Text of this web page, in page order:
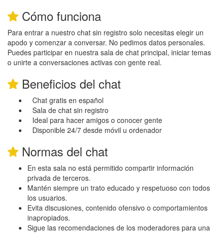
Cómo funciona
Para entrar a nuestro chat sin registro solo necesitas elegir un
apodo y comenzar a conversar. No pedimos datos personales.
Puedes participar en nuestra sala de chat principal, iniciar temas
o unirte a conversaciones activas con gente real.
Beneficios del chat
Chat gratis en español
Sala de chat sin registro
Ideal para hacer amigos o conocer gente
Disponible 24/7 desde móvil u ordenador
Normas del chat
En esta sala no está permitido compartir información
privada de terceros.
Mantén siempre un trato educado y respetuoso con todos
los usuarios.
Evita discusiones, contenido ofensivo o comportamientos
inapropiados.
Sigue las recomendaciones de los moderadores para una